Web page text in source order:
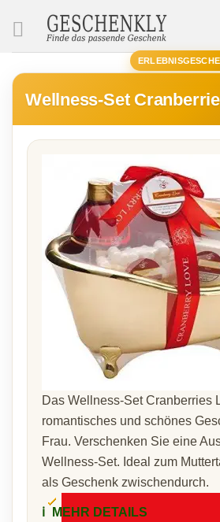
Wellness-Set
Das Wellness-Set Cranberries
romantisches und schönes
Frau. Verschenken Sie eine
Wellness-Set. Ideal zum
als Geschenk zwischendurch.
ℹ️ MEHR DETAILS